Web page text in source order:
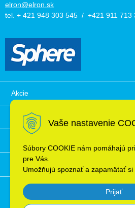
Vaše nastavenie
Súbory COOKIE nám pomáhajú
pre Vás.
Umožňujú spoznať a zapamätať si
Prijať
elron@elron.sk
tel. + 421 948 303 545 / +421 911 713
Akcie
Obchodné podmienky
Ochrana osobných údajov